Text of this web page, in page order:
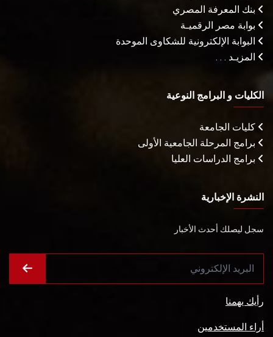
بنك المعرفة المصري
بوابة مصر الرقميـة
البوابة الإلكترونية للشكاوى الموحدة
المزيـد . . .
الكليات و البرامج النوعية
كليات الجامعة
برامج المرحلة الجامعية الأولى
برامج الدراسات العليا
النشرة الإخبارية
سجل ليصلك أحدث الأخبار
رأيك يهمنا
أراء المستخدمين